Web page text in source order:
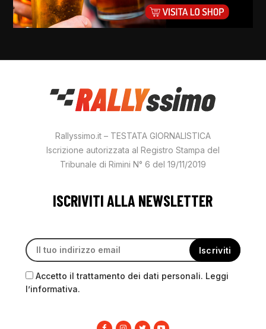
Rallyssimo.it – TESTATA GIORNALISTICA
Iscrizione autorizzata al Registro Stampa del
Tribunale di Rimini N° 6 del 19/11/2019
ISCRIVITI ALLA NEWSLETTER
Accetto il trattamento dei dati personali. Leggi
l’informativa.